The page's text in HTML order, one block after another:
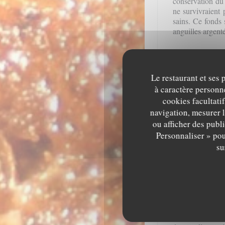
Le restaurant et
à caractère
cookies
navigation, mesurer
ou afficher des
Personnaliser »
ne survivraient
sains. Ce
anguilles
Déjà dans le
gustatives de
chair d’anguille
Plus tard, à
noblesse et on
avec de la
créa une
ingrédients
La façon